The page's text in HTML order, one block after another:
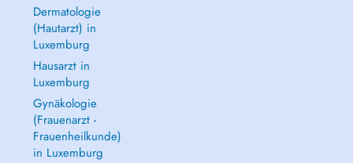
Dermatologie
(Hautarzt) in
Luxemburg
Hausarzt in
Luxemburg
Gynäkologie
(Frauenarzt -
Frauenheilkunde)
in Luxemburg